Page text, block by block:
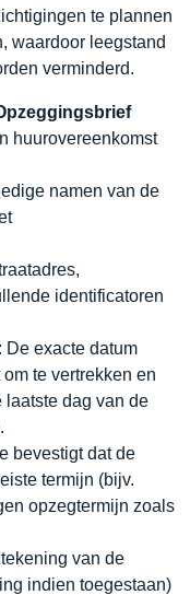
te plannen
waardoor leegstand
verminderd.
huurovereenkomst
namen van de
identificatoren
: De exacte datum
te vertrekken en
laatste dag van de
bevestigt dat de
termijn (bijv.
opzegtermijn zoals
van de
indien toegestaan)